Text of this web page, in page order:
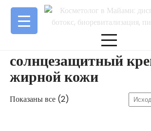
Перейти
содержимому
солнцезащитный
жирной кожи
Показаны все (2)